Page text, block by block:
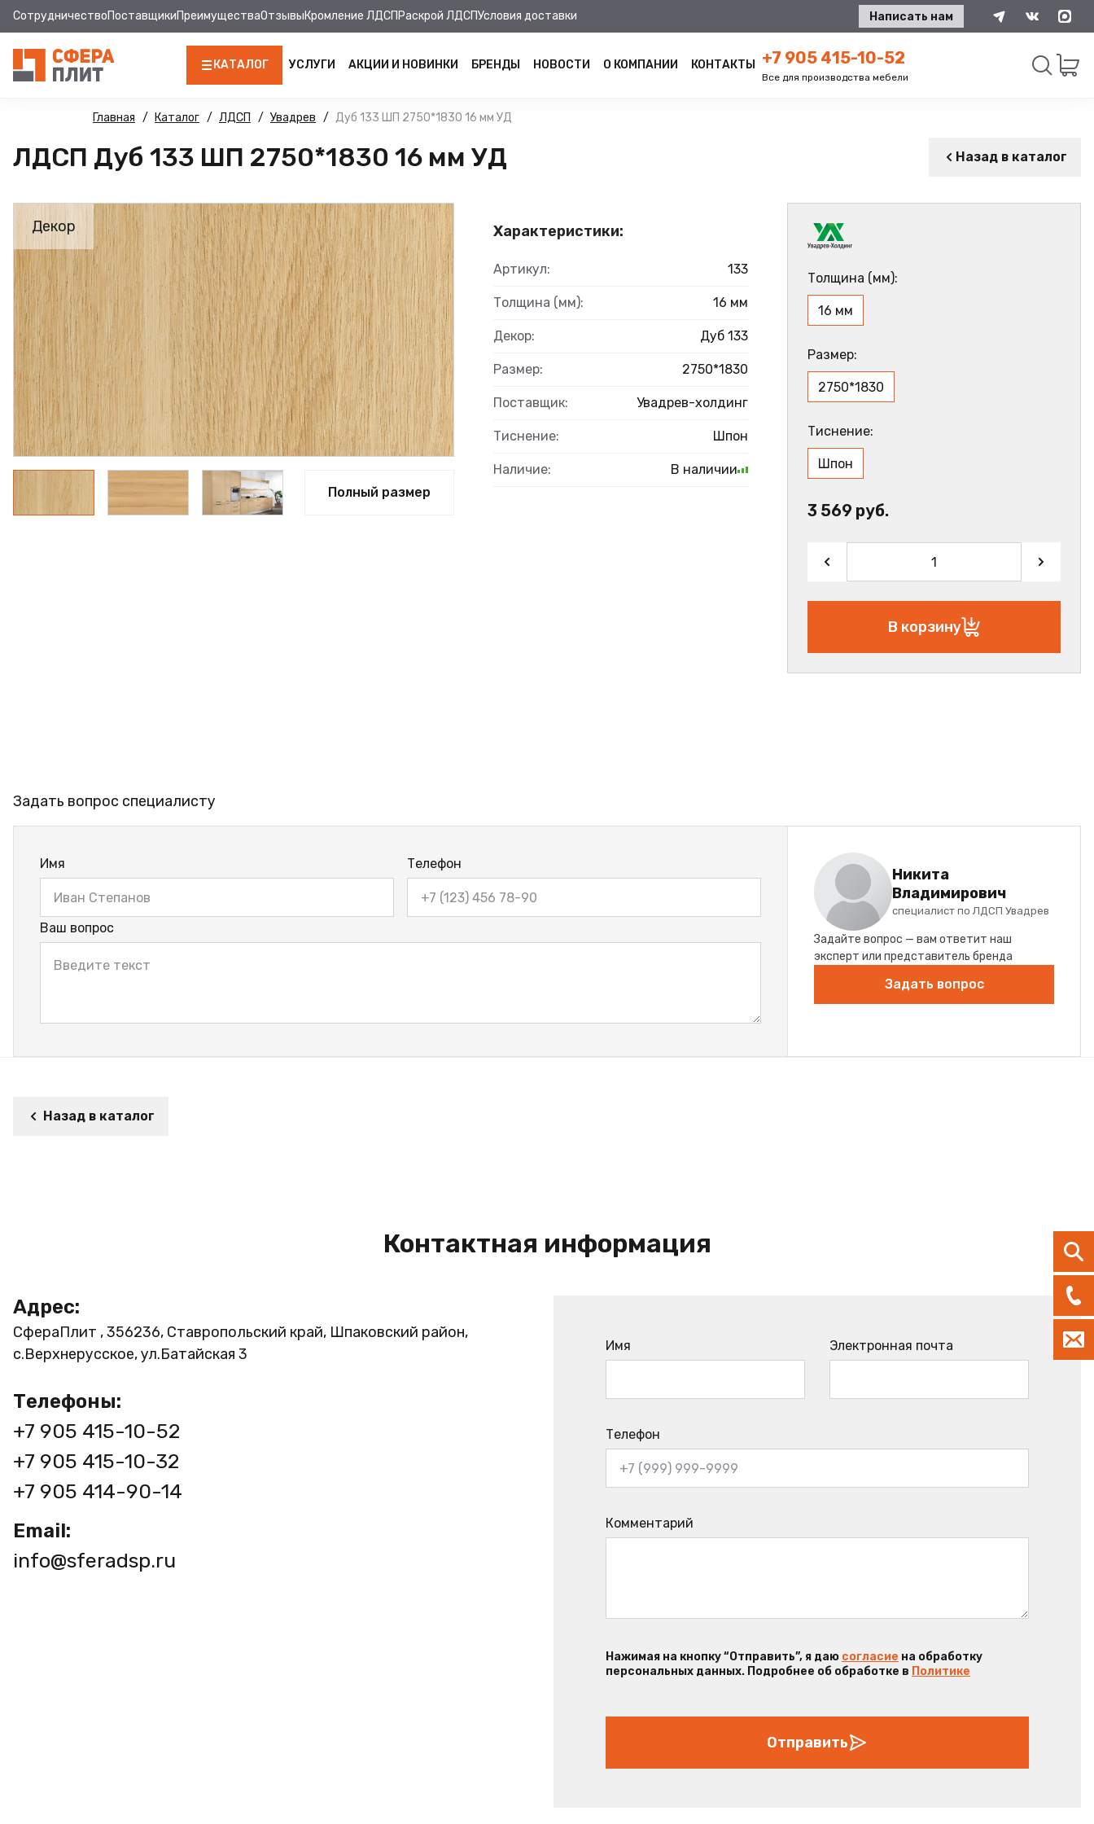
СотрудничествоПоставщикиПреимуществаОтзывыКромление ЛДСП Раскрой ЛДСПУсловия доставки Написать нам
КАТАЛОГ
ЛДСП
КРОМКА
МДФ ПАНЕЛИ
СТОЛЕШНИЦЫ
ХДФ
ДВПО
ФАНЕРА
ФУРНИТУРА
ПРОФИЛЬ АЛЮМИНИЕВЫЙ
КЛЕЙ
РАСПРОДАЖА
УСЛУГИ АКЦИИ И НОВИНКИ БРЕНДЫ НОВОСТИ О КОМПАНИИ КОНТАКТЫ +7 905 415-10-52
Все для производства мебели
Главная Каталог ЛДСП Увадрев Дуб 133 ШП 2750*1830 16 мм УД
ЛДСП Дуб 133 ШП 2750*1830 16 мм УД Назад в каталог
Декор
Полный размер
Характеристики:
Артикул: 133
Толщина (мм): 16 мм
Декор: Дуб 133
Размер: 2750*1830
Поставщик: Увадрев-холдинг
Тиснение: Шпон
Наличие: В наличии
Толщина (мм):
16 мм
Размер:
2750*1830
Тиснение:
Шпон
3 569 руб.
В корзину
Задать вопрос специалисту
Имя Телефон
Ваш вопрос
Никита
Владимирович
специалист по ЛДСП Увадрев
Задайте вопрос — вам ответит наш
эксперт или представитель бренда
Задать вопрос
Назад в каталог
Контактная информация
Адрес:
СфераПлит , 356236, Ставропольский край, Шпаковский район,
с.Верхнерусское, ул.Батайская 3
Телефоны:
+7 905 415-10-52
+7 905 415-10-32
+7 905 414-90-14
Email:
info@sferadsp.ru
Имя Электронная почта
Телефон
Комментарий
Нажимая на кнопку “Отправить”, я даю согласие на обработку
персональных данных. Подробнее об обработке в Политике
Отправить